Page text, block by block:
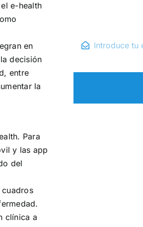
e-health
en
decisión
entre
la
Para
y las app
del
clínica a